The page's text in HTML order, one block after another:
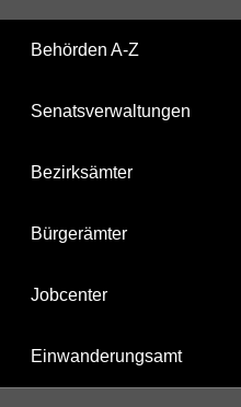
Behörden A-Z
Senatsverwaltungen
Bezirksämter
Bürgerämter
Jobcenter
Einwanderungsamt